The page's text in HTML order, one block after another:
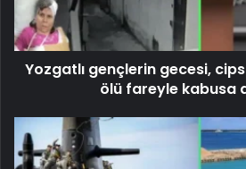
Yozgatlı gençlerin gecesi,
ölü fareyle kabusa